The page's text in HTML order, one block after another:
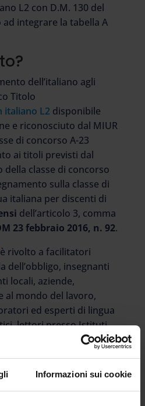
Informazioni sui cookie
L2 con D.M. 130 del
integrare la tabella A
dell’italiano agli
Titolo
italiano L2disponibile
e riconosciuto dal MIUR
di concorso A-23
ai titoli previsti dal
classe di concorso
sulla classe di
italiana per discenti di
dell’articolo 3, comma
23 febbraio 2016, n. 92.
è rivolto a facilitatori
dell’obbligo, insegnanti
locali, aziende,
al mondo del lavoro,
ed esperti di lingua
lettori presso Istituti
del titolo